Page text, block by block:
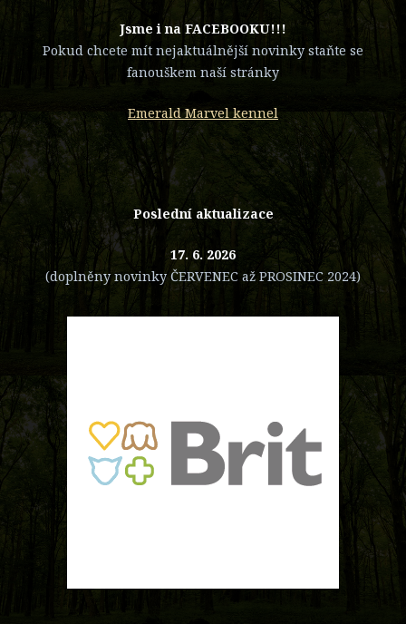
​Jsme i na FACEBOOKU!!!
Pokud chcete mít nejaktuálnější novinky staňte se
fanouškem naší stránky
Emerald Marvel kennel
Poslední aktualizace
17. 6. 2026
(doplněny novinky ČERVENEC až PROSINEC 2024)